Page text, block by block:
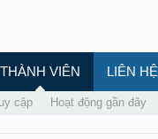
THÀNH VIÊN
cập Hoạt động gần đây
LIÊN HỆ